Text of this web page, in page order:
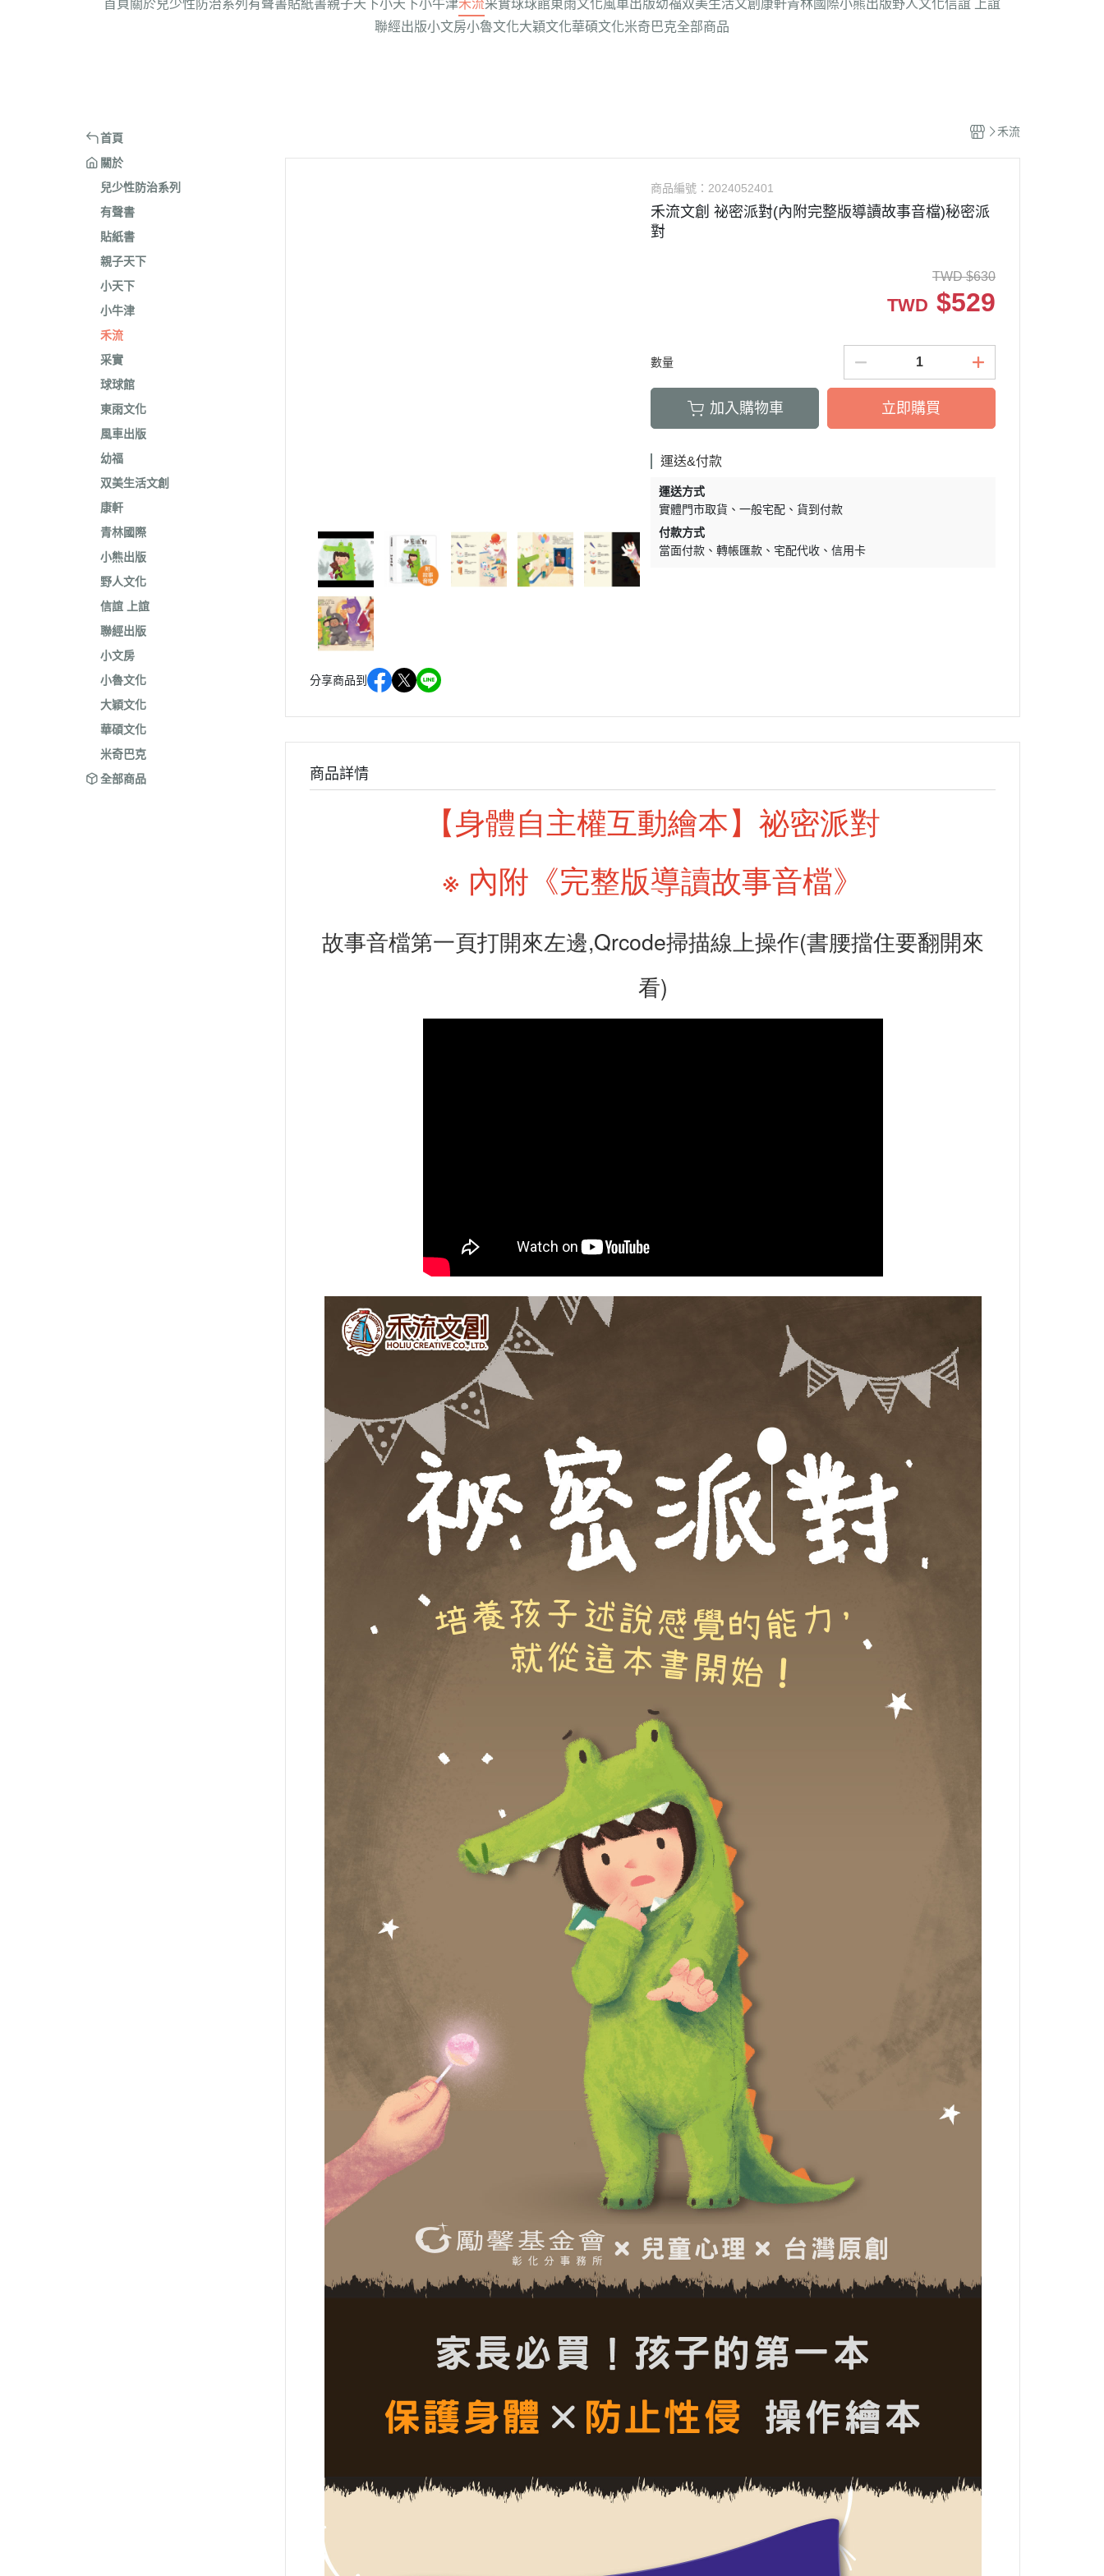
首頁 關於兒少性防治系列 有聲書貼紙書親子天下小天下小牛津禾流采實球球館東雨文化風車出版幼福双美生活文創 康軒青林國際小熊出版野人文化信誼 上誼
聯經出版小文房小魯文化大穎文化華碩文化米奇巴克全部商品
首頁
關於
兒少性防治系列
有聲書
貼紙書
親子天下
小天下
小牛津
禾流
采實
球球館
東雨文化
風車出版
幼福
双美生活文創
康軒
青林國際
小熊出版
野人文化
信誼 上誼
聯經出版
小文房
小魯文化
大穎文化
華碩文化
米奇巴克
全部商品
禾流
分享商品到
商品編號： 2024052401
禾流文創 祕密派對(內附完整版導讀故事音檔)秘密派
對
TWD $630
TWD $529
數量
加入購物車 立即購買
運送&付款
運送方式
實體門市取貨
一般宅配
貨到付款
付款方式
當面付款
轉帳匯款 宅配代收 信用卡
商品詳情
【身體自主權互動繪本】祕密派對
※ 內附《完整版導讀故事音檔》
故事音檔第一頁打開來左邊,Qrcode掃描線上操作(書腰擋住要翻開來
看)